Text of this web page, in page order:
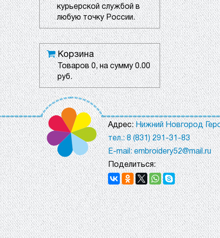
курьерской службой в
любую точку России.
Корзина
Товаров0, на сумму0.00
руб.
Адрес:Нижний Новгород
тел.: 8 (831) 291-31-83
E-mail: embroidery52@mail.ru
Поделиться: